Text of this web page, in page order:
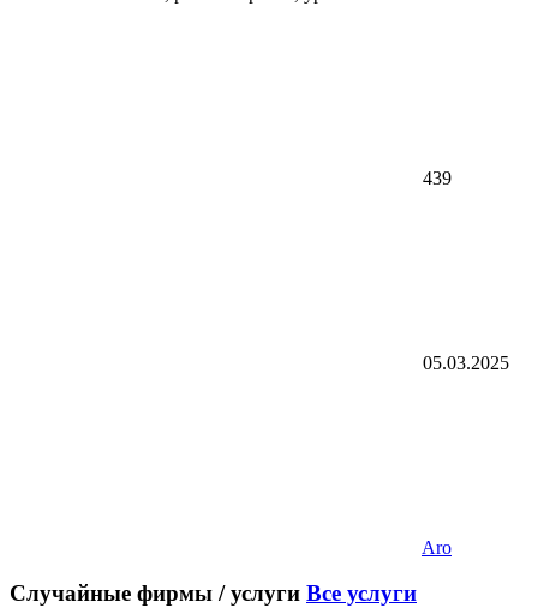
439
05.03.2025
Aro
Случайные фирмы / услуги Все услуги